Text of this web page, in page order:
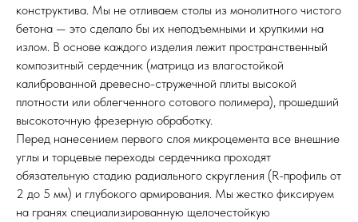
конструктива. Мы не отливаем столы из монолитного чистого
бетона — это сделало бы их неподъемными и хрупкими на
излом. В основе каждого изделия лежит пространственный
композитный сердечник (матрица из влагостойкой
калиброванной древесно-стружечной плиты высокой
плотности или облегченного сотового полимера), прошедший
высокоточную фрезерную обработку.
Перед нанесением первого слоя микроцемента все внешние
углы и торцевые переходы сердечника проходят
обязательную стадию радиального скругления (R-профиль от
2 до 5 мм) и глубокого армирования. Мы жестко фиксируем
на гранях специализированную щелочестойкую